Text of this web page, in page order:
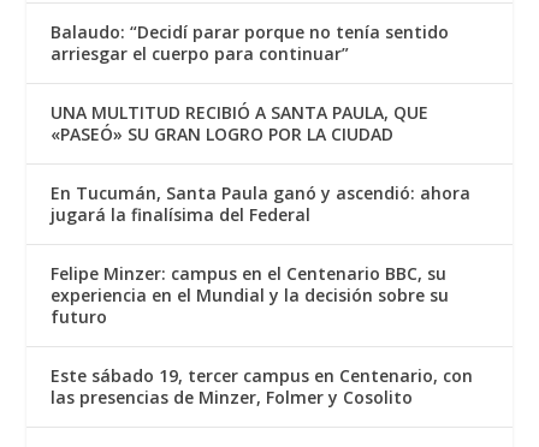
Balaudo: “Decidí parar porque no tenía sentido
arriesgar el cuerpo para continuar”
UNA MULTITUD RECIBIÓ A SANTA PAULA, QUE
«PASEÓ» SU GRAN LOGRO POR LA CIUDAD
En Tucumán, Santa Paula ganó y ascendió: ahora
jugará la finalísima del Federal
Felipe Minzer: campus en el Centenario BBC, su
experiencia en el Mundial y la decisión sobre su
futuro
Este sábado 19, tercer campus en Centenario, con
las presencias de Minzer, Folmer y Cosolito